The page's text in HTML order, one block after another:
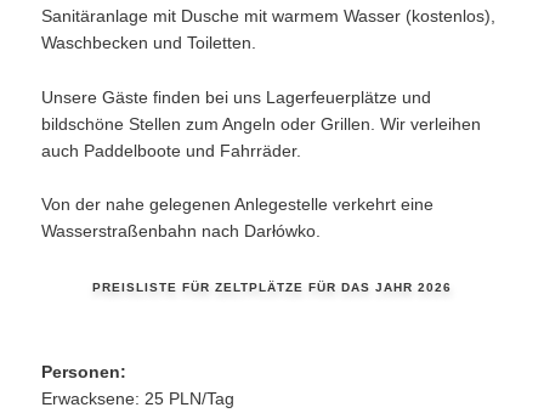
Sanitäranlage mit Dusche mit warmem Wasser (kostenlos),
Waschbecken und Toiletten.
Unsere Gäste finden bei uns Lagerfeuerplätze und
bildschöne Stellen zum Angeln oder Grillen. Wir verleihen
auch Paddelboote und Fahrräder.
Von der nahe gelegenen Anlegestelle verkehrt eine
Wasserstraßenbahn nach Darłówko.
PREISLISTE FÜR ZELTPLÄTZE FÜR DAS JAHR 2026
Personen:
Erwacksene: 25 PLN/Tag